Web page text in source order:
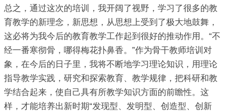
总之，通过这次的培训，我开阔了视野，学习了很多的教
育教学的新理念，新思想，从思想上受到了极大地鼓舞，
这必将为我今后的教育教学工作起到很好的推动作用。“不
经一番寒彻骨，哪得梅花扑鼻香。”作为骨干教师培训对
象，在今后的日子里，我将不断地学习理论知识，用理论
指导教学实践，研究和探索教育、教学规律，把科研和教
学结合起来，使自己具有所教学知识方面的前瞻性。这
样，才能培养出新时期“发现型、发明型、创造型、创新